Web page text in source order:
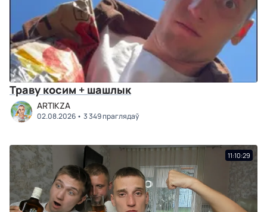
Траву косим + шашлык
ARTIKZA
02.08.2026 3 349 праглядаў
11:10:29